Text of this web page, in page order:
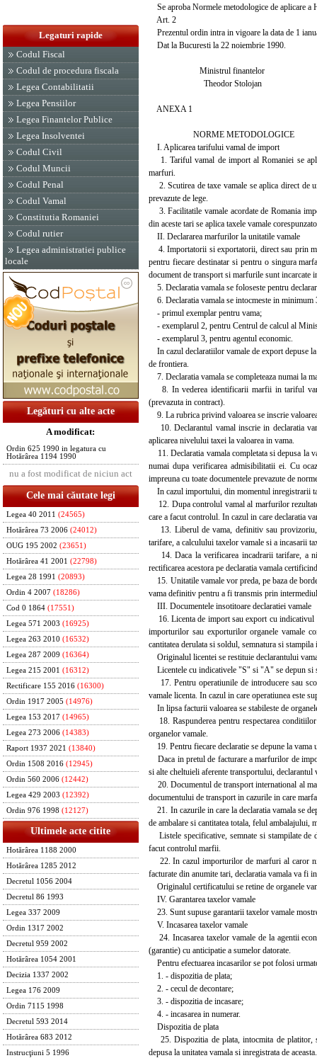
Legaturi rapide
Codul Fiscal
Codul de procedura fiscala
Legea Contabilitatii
Legea Pensiilor
Legea Finantelor Publice
Legea Insolventei
Codul Civil
Codul Muncii
Codul Penal
Codul Vamal
Constitutia Romaniei
Codul rutier
Legea administratiei publice
locale
Legături cu alte acte
A modificat:
Ordin 625 1990 in legatura cu
Hotărârea 1194 1990
nu a fost modificat de niciun act
Cele mai căutate legi
Legea 40 2011 (24565)
Hotărârea 73 2006 (24012)
OUG 195 2002 (23651)
Hotărârea 41 2001 (22798)
Legea 28 1991 (20893)
Ordin 4 2007 (18286)
Cod 0 1864 (17551)
Legea 571 2003 (16925)
Legea 263 2010 (16532)
Legea 287 2009 (16364)
Legea 215 2001 (16312)
Rectificare 155 2016 (16300)
Ordin 1917 2005 (14976)
Legea 153 2017 (14965)
Legea 273 2006 (14383)
Raport 1937 2021 (13840)
Ordin 1508 2016 (12945)
Ordin 560 2006 (12442)
Legea 429 2003 (12392)
Ordin 976 1998 (12127)
Ultimele acte citite
Hotărârea 1188 2000
Hotărârea 1285 2012
Decretul 1056 2004
Decretul 86 1993
Legea 337 2009
Ordin 1317 2002
Decretul 959 2002
Hotărârea 1054 2001
Decizia 1337 2002
Legea 176 2009
Ordin 7115 1998
Decretul 593 2014
Hotărârea 683 2012
Instrucţiuni 5 1996
Se aproba Normele metodologice de aplicare
Art. 2
Prezentul ordin intra in vigoare la data de 1
Dat la Bucuresti la 22 noiembrie 1990.
Ministrul finantelor
Theodor Stolojan
ANEXA 1
NORME METODOLOGICE
I. Aplicarea tarifului vamal de import
1. Tariful vamal de import al Romaniei se
marfuri.
2. Scutirea de taxe vamale se aplica direct de
prevazute de lege.
3. Facilitatile vamale acordate de Romania
din aceste tari se aplica taxele vamale
II. Declararea marfurilor la unitatile vamale
4. Importatorii si exportatorii, direct sau prin
pentru fiecare destinatar si pentru o singura
document de transport si marfurile sunt incarcate
5. Declaratia vamala se foloseste pentru
6. Declaratia vamala se intocmeste in minimum
- primul exemplar pentru vama;
- exemplarul 2, pentru Centrul de calcul al
- exemplarul 3, pentru agentul economic.
In cazul declaratiilor vamale de export depuse
de frontiera.
7. Declaratia vamala se completeaza numai la
8. In vederea identificarii marfii in tariful
(prevazuta in contract).
9. La rubrica privind valoarea se inscrie
10. Declarantul vamal inscrie in declaratia
aplicarea nivelului taxei la valoarea in vama.
11. Declaratia vamala completata si depusa la
numai dupa verificarea admisibilitatii ei. Cu
impreuna cu toate documentele prevazute de
In cazul importului, din momentul inregistrarii
12. Dupa controlul vamal al marfurilor
care a facut controlul. In cazul in care declaratia
13. Liberul de vama, definitiv sau provizoriu,
tarifare, a calculului taxelor vamale si a incasarii
14. Daca la verificarea incadrarii tarifare, a
rectificarea acestora pe declaratia vamala
15. Unitatile vamale vor preda, pe baza de
vama definitiv pentru a fi transmis prin
III. Documentele insotitoare declaratiei vamale
16. Licenta de import sau export cu indicativul
importurilor sau exporturilor organele vamale
cantitatea derulata si soldul, semnatura si
Originalul licentei se restituie declarantului
Licentele cu indicativele "S" si "A" se depun si
17. Pentru operatiunile de introducere sau
vamale licenta. In cazul in care operatiunea este
In lipsa facturii valoarea se stabileste de
18. Raspunderea pentru respectarea
organelor vamale.
19. Pentru fiecare declaratie se depune la
Daca in pretul de facturare a marfurilor de
si alte cheltuieli aferente transportului, declarantul
20. Documentul de transport international al
documentului de transport in cazurile in care
21. In cazurile in care la declaratia vamala se
de ambalare si cantitatea totala, felul ambalajului,
Listele specificative, semnate si stampilate de
facut controlul marfii.
22. In cazul importurilor de marfuri al caror
facturate din anumite tari, declaratia vamala va fi
Originalul certificatului se retine de organele
IV. Garantarea taxelor vamale
23. Sunt supuse garantarii taxelor vamale
V. Incasarea taxelor vamale
24. Incasarea taxelor vamale de la agentii
(garantie) cu anticipatie a sumelor datorate.
Pentru efectuarea incasarilor se pot folosi
1. - dispozitia de plata;
2. - cecul de decontare;
3. - dispozitia de incasare;
4. - incasarea in numerar.
Dispozitia de plata
25. Dispozitia de plata, intocmita de platitor,
depusa la unitatea vamala si inregistrata de aceasta.